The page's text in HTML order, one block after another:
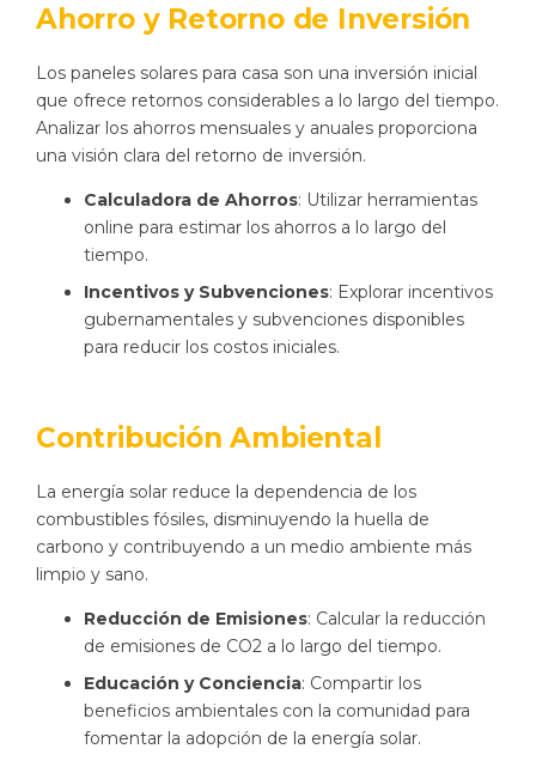
Ahorro y Retorno de Inversión
Los paneles solares para casa son una inversión inicial
que ofrece retornos considerables a lo largo del tiempo.
Analizar los ahorros mensuales y anuales proporciona
una visión clara del retorno de inversión.
Calculadora de Ahorros: Utilizar herramientas
online para estimar los ahorros a lo largo del
tiempo.
Incentivos y Subvenciones: Explorar incentivos
gubernamentales y subvenciones disponibles
para reducir los costos iniciales.
Contribución Ambiental
La energía solar reduce la dependencia de los
combustibles fósiles, disminuyendo la huella de
carbono y contribuyendo a un medio ambiente más
limpio y sano.
Reducción de Emisiones: Calcular la reducción
de emisiones de CO2 a lo largo del tiempo.
Educación y Conciencia: Compartir los
beneficios ambientales con la comunidad para
fomentar la adopción de la energía solar.